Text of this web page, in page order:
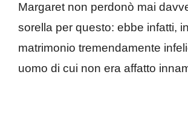
Margaret non perdonò mai
sorella per questo: ebbe infatti,
matrimonio tremendamente
uomo di cui non era affatto